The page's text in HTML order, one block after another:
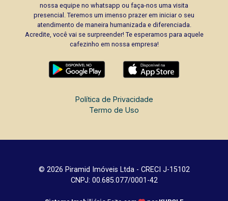
nossa equipe no whatsapp ou faça-nos uma visita
presencial. Teremos um imenso prazer em iniciar o seu
atendimento de maneira humanizada e diferenciada.
Acredite, você vai se surpreender! Te esperamos para aquele
cafezinho em nossa empresa!
Política de Privacidade
Termo de Uso
© 2026 Piramid Imóveis Ltda - CRECI J-15102
CNPJ: 00.685.077/0001-42